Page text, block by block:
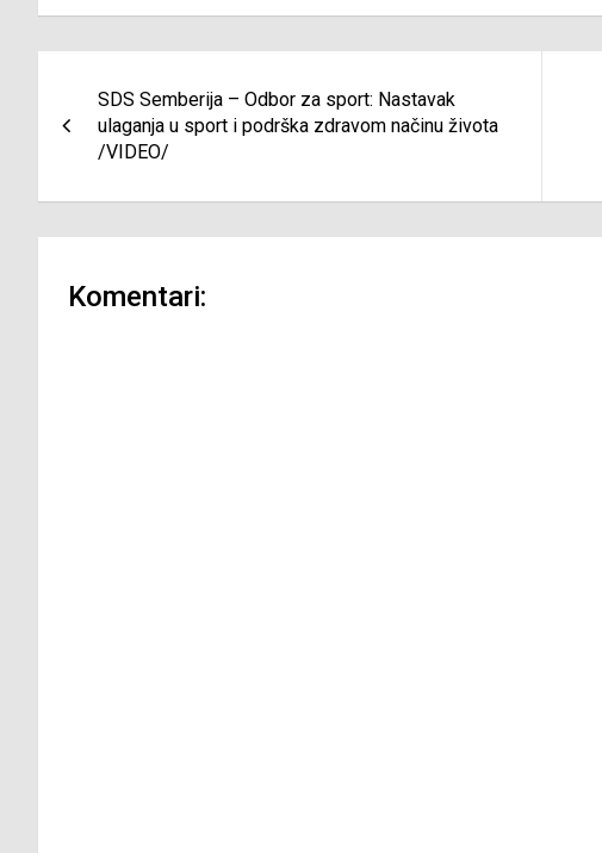
članaka
SDS Semberija – Odbor za sport: Nastavak
ulaganja u sport i podrška zdravom načinu života
/VIDEO/
Komentari: